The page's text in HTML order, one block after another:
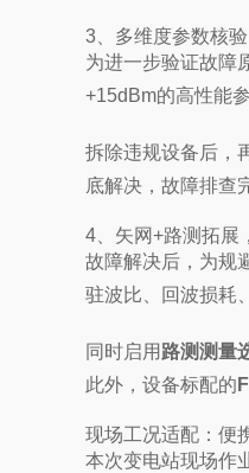
3、多维度参数核
为进一步验证故障
+15dBm的高性能
拆除违规设备后，
底解决，故障排查
4、矢网+路测拓展
故障解决后，为规
驻波比、回波损耗
同时启用 路测测量
此外，设备标配的
现场工况适配：便
本次变电站现场作